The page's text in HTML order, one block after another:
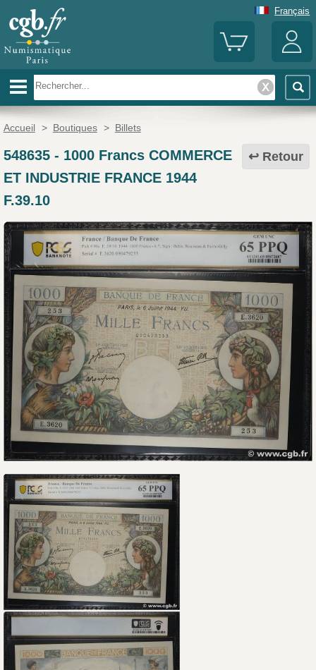
Français
Accueil > Boutiques > Billets
Retour
548635- 1000 Francs COMMERCE
ET INDUSTRIE FRANCE 1944
F.39.10